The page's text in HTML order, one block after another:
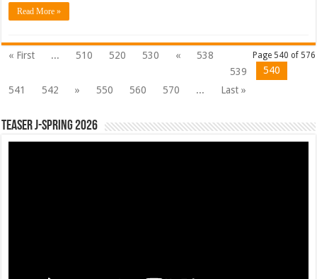
Read More »
Page 540 of 576
« First ... 510 520 530 «
538
539
540
541
542 » 550 560 570 ... Last »
Teaser J-Spring 2026